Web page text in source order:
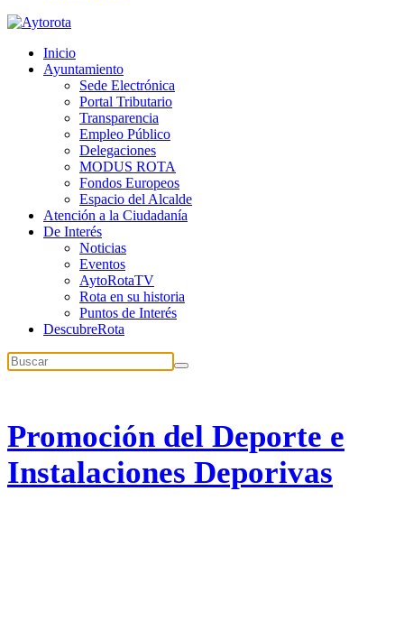
Inicio
Ayuntamiento
Sede Electrónica
Portal Tributario
Transparencia
Empleo Público
Delegaciones
MODUS ROTA
Fondos Europeos
Espacio del Alcalde
Atención a la Ciudadanía
De Interés
Noticias
Eventos
AytoRotaTV
Rota en su historia
Puntos de Interés
DescubreRota
Promoción del Deporte e
Instalaciones Deporivas